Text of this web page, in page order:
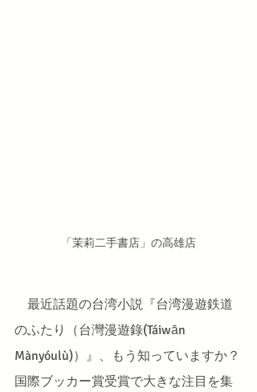
「茉莉二手書店」の高雄店
最近話題の台湾小説『台湾漫遊鉄道
のふたり（台灣漫遊錄(Táiwān
Mànyóulù)）』、もう知っていますか？
国際ブッカー賞受賞で大きな注目を集